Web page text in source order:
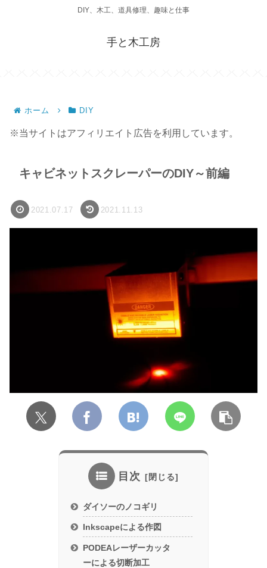
DIY、木工、道具修理、趣味と仕事
手と木工房
ホーム DIY
※当サイトはアフィリエイト広告を利用しています。
キャビネットスクレーパーのDIY～前編
2021.07.17 2021.11.13
目次
ダイソーのノコギリ
Inkscapeによる作図
PODEAレーザーカッタ
ーによる切断加工